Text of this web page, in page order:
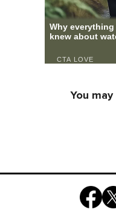
You